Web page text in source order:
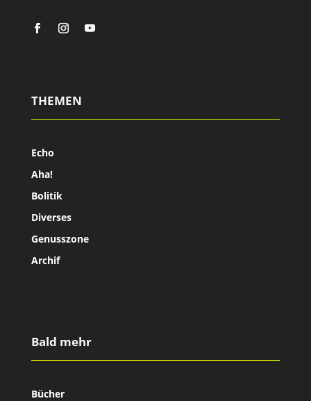
THEMEN
Echo
Aha!
Bolitik
Diverses
Genusszone
Archif
Bald mehr
Bücher